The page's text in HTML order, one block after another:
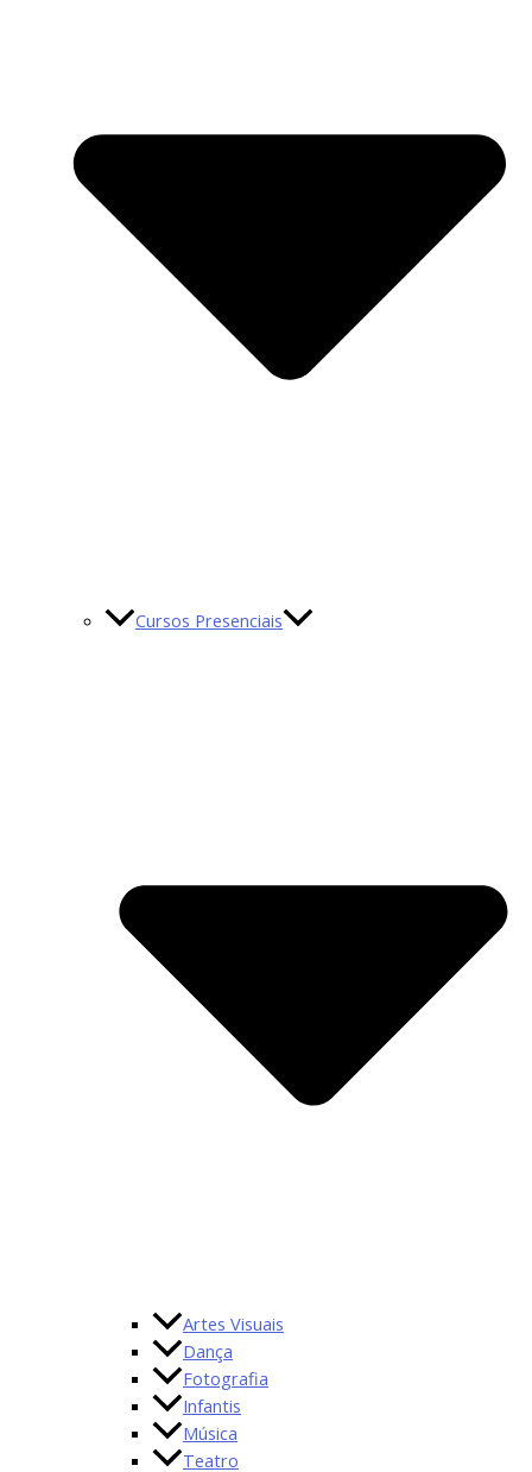
Cursos Presenciais
Artes Visuais
Dança
Fotografia
Infantis
Música
Teatro